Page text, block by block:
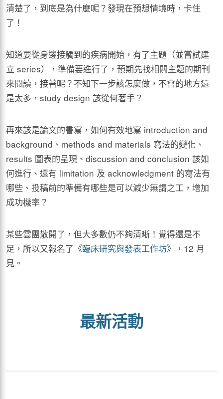
清楚了，到底是為什麼呢？發現在預想情境時，卡住
了！
知道要從身邊接觸到的疾病開始，有了主題（並嘗試建
立 series），準備要進行了，預期先找相關主題的期刊
來閱讀，接著呢？不知下一步該怎麼做，不會的地方還
是太多，study design 該從何著手？
再來該是論文的書寫，如何有效地寫 introduction and
background、methods and materials 寫法的變化、
results 圖表的呈現、discussion and conclusion 該如
何進行、還有 limitation 及 acknowledgment 的寫法有
哪些、投稿前的準備有哪些是可以減少無謂之工，增加
成功機率？
某些雲團散開了，但大多數仍不夠清晰！覺得還是不
足，所以又報名了《臨床研究與發表工作坊》，12 月
見。
最新活動